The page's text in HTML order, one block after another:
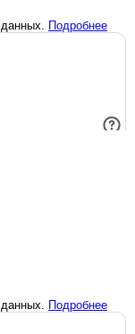
Подробнее
Подробнее